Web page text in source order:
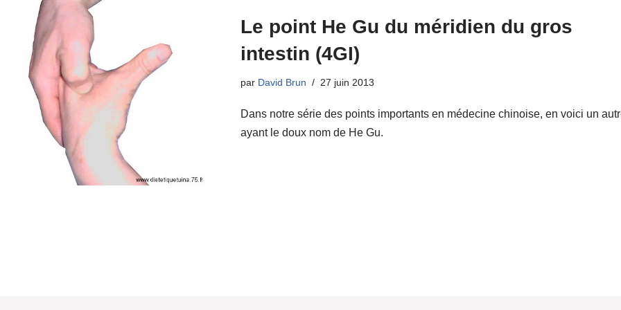
Le point He Gu du méridien du gros
intestin (4GI)
par David Brun 27 juin 2013
Dans notre série des points importants en médecine chinoise, en voici un
ayant le doux nom de He Gu.